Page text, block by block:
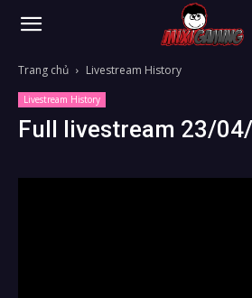
Trang chủ Livestream History
Livestream History
Full livestream 23/